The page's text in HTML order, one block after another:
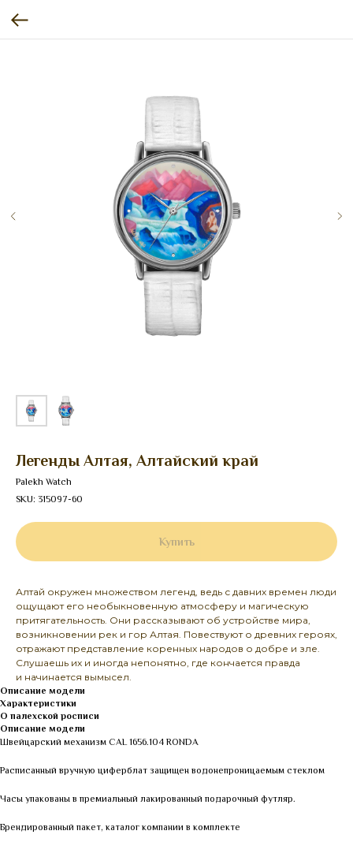
Легенды Алтая, Алтайский край
Palekh Watch
SKU: 315097-60
Купить
Алтай окружен множеством легенд, ведь с давних времен люди
ощущают его необыкновенную атмосферу и магическую
притягательность. Они рассказывают об устройстве мира,
возникновении рек и гор Алтая. Повествуют о древних героях,
отражают представление коренных народов о добре и зле.
Слушаешь их и иногда непонятно, где кончается правда
и начинается вымысел.
Описание модели
Характеристики
О палехской росписи
Описание модели
Швейцарский механизм CAL 1656.104 RONDA
Расписанный вручную циферблат защищен водонепроницаемым стеклом
Часы упакованы в премиальный лакированный подарочный футляр.
Брендированный пакет, каталог компании в комплекте